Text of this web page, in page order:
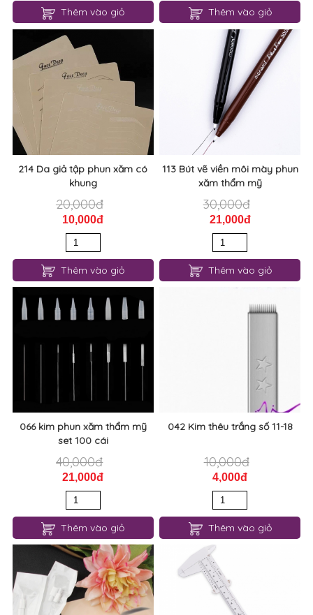
Thêm vào giỏ Thêm vào giỏ
214 Da giả tập phun xăm có
khung
20,000đ
10,000đ
Thêm vào giỏ
113 Bút vẽ viền môi mày phun
xăm thẩm mỹ
30,000đ
21,000đ
Thêm vào giỏ
066 kim phun xăm thẩm mỹ
set 100 cái
40,000đ
21,000đ
Thêm vào giỏ
042 Kim thêu trắng số 11-18
10,000đ
4,000đ
Thêm vào giỏ